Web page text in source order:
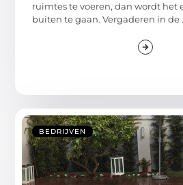
ruimtes te voeren, dan wordt het
buiten te gaan. Vergaderen in de
BEDRIJVEN